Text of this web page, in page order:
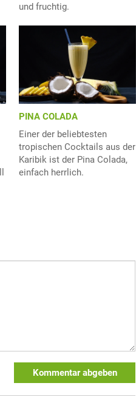
und fruchtig.
PINA COLADA
Einer der beliebtesten
tropischen Cocktails aus der
Karibik ist der Pina Colada,
einfach herrlich.
Kommentar abgeben